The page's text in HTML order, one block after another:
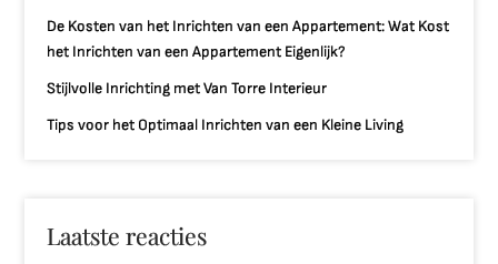
De Kosten van het Inrichten van een Appartement: Wat Kost
het Inrichten van een Appartement Eigenlijk?
Stijlvolle Inrichting met Van Torre Interieur
Tips voor het Optimaal Inrichten van een Kleine Living
Laatste reacties